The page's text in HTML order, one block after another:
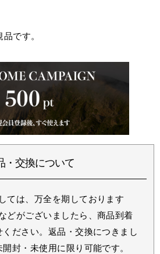
です。
・交換について
ては、万全を期しております
どがございましたら、商品到着
ださい。返品・交換につきまし
封・未使用に限り可能です。